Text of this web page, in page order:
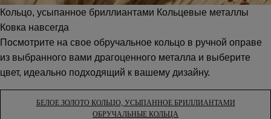
Кольцо, усыпанное бриллиантами Кольцевые металлы
Ковка навсегда
Посмотрите на свое обручальное кольцо в ручной оправе
из выбранного вами драгоценного металла и выберите
цвет, идеально подходящий к вашему дизайну.
БЕЛОЕ ЗОЛОТО КОЛЬЦО, УСЫПАННОЕ БРИЛЛИАНТАМИ
ОБРУЧАЛЬНЫЕ КОЛЬЦА